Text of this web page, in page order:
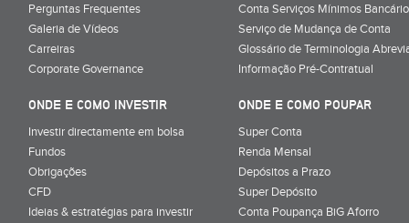
Perguntas Frequentes
Galeria de Vídeos
Carreiras
Corporate Governance
Conta Serviços Mínimos
Serviço de Mudança de Conta
Glossário de Terminologia
Informação Pré-Contratual
ONDE E COMO INVESTIR
Investir directamente em bolsa
Fundos
Obrigações
CFD
Ideias & estratégias para investir
ONDE E COMO POUPAR
Super Conta
Renda Mensal
Depósitos a Prazo
Super Depósito
Conta Poupança BiG Aforro